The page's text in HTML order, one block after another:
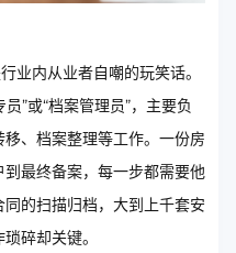
业内从业者自嘲的玩笑话。
”或“档案管理员”，主要负
、档案整理等工作。一份房
最终备案，每一步都需要他
的扫描归档，大到上千套安
碎却关键。